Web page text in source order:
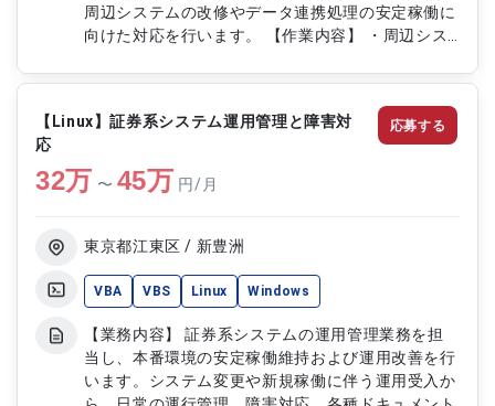
周辺システムの改修やデータ連携処理の安定稼働に
向けた対応を行います。 【作業内容】 ・周辺シス
維持管理および不具合調査 ・データ連携に関する
SQL開発および改修 ・既存PL/SQL資産の保守およ
び修正対応 ・システム稼働確認および動作検証作
【Linux】証券系システム運用管理と障害対
応
32万 〜 45万 円/月
東京都江東区 / 新豊洲
VBA VBS Linux Windows
【業務内容】 証券系システムの運用管理業務を担
当し、本番環境の安定稼働維持および運用改善を行
います。システム変更や新規稼働に伴う運用受入か
応募する